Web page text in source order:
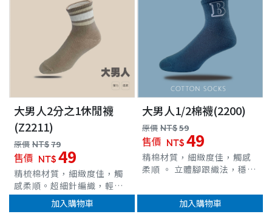
梳棉材質，細緻度佳，觸感
柔順立體腳跟織法，完整包
覆腳跟，好穿不滑溜超細針
編織，透氣舒適無著壓襪
口，不緊束、不易滑落彈性
纖維織造，貼合度高、伸展
大男人2分之1休閒襪
(Z2211)
原價 NT$79
售價 NT$ 49
精梳棉材質，細緻度佳，觸
感柔順。超細針編織，輕薄
透氣貼合。立體腳跟織法，
穩定腳跟位置。超彈性羅紋
加入購物車
大男人1/2棉襪(2200)
原價 NT$59
售價 NT$ 49
精棉材質，細緻度佳，觸感
柔順 。 立體腳跟織法，穩定
超細針編織，透氣舒適貼
合，完整包覆、伸展力佳。
加入購物車